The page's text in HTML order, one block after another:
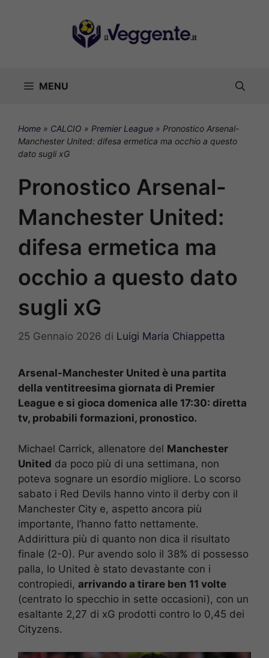
MENU
Home » CALCIO » Premier League » Pronostico Arsenal-
Manchester United: difesa ermetica ma occhio a questo
dato sugli xG
Pronostico Arsenal-
Manchester United:
difesa ermetica ma
occhio a questo dato
sugli xG
25 Gennaio 2026 di Luigi Maria Chiappetta
Arsenal-Manchester United è una partita
della ventitreesima giornata di Premier
League e si gioca domenica alle 17:30: diretta
tv, probabili formazioni, pronostico.
Michael Carrick, allenatore del Manchester
United da poco più di una settimana, non
poteva sognare un esordio migliore. Lo scorso
sabato i Red Devils hanno vinto il derby con il
Manchester City e, aspetto ancora più
importante, l’hanno fatto nettamente.
Addirittura più di quanto non dica il risultato
finale (2-0). Pur avendo solo il 38% di possesso
palla, lo United è stato devastante con i
contropiedi, arrivando a tirare ben 11 volte
(centrato lo specchio in sette occasioni), con un
esaltante 2,27 di xG prodotti contro lo 0,45 dei
Cityzens.